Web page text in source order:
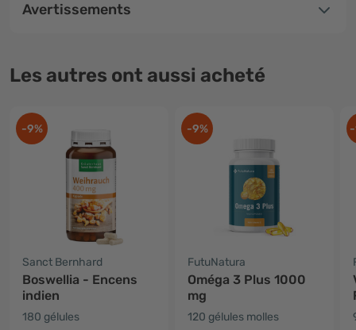
Avertissements
Les autres ont aussi acheté
-9%
Sanct Bernhard
Boswellia - Encens
indien
180 gélules
-9%
FutuNatura
Oméga 3 Plus 1000
mg
120 gélules molles